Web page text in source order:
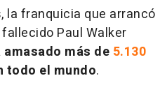
la franquicia que arrancó
Paul Walker
amasado más de 5.130
todo el mundo.